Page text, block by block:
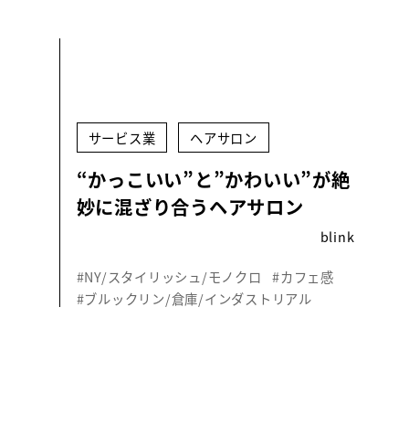
サービス業 ヘアサロン
“かっこいい”と”かわいい”が絶
妙に混ざり合うヘアサロン
blink
#NY/スタイリッシュ/モノクロ #カフェ感
#ブルックリン/倉庫/インダストリアル